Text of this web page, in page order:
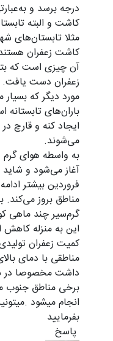
درجه برسد و
کاشت و البته
مثلا تابستان‌های
کاشت زعفران
آن چیزی است که
زعفران دست یافت.
مورد دیگر که
باران‌های
ایجاد کنه و قارچ
می‌شوند.
به واسطه هوای گرم
آغاز می‌شود و شاید
فروردین بیشتر
مناطق بروز می‌کند.
گرم‌سیر چند ماهی
این به منزله کاهش
کمیت زعفران
داشت مخصوصا
برخی مناطق جنوب
انجام میشود
بفرمایید
پاسخ